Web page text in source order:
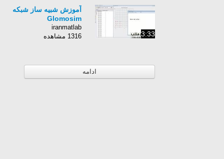
3:33
آموزش شبیه ساز شبکه
Glomosim
iranmatlab
1316 مشاهده
ادامه